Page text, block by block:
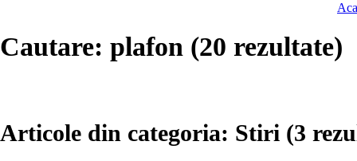
Cautare: plafon (20 rezultate)
Articole din categoria: Stiri (3